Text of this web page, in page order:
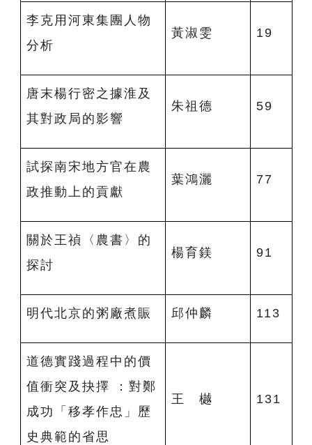
李克用河東集團人物
分析
黃淑雯 19
唐末楊行密之據淮及
其對政局的影響
朱祖德 59
試探南宋地方官在農
政推動上的貢獻
葉鴻灑 77
關於王禎〈農書〉的
探討
楊育鎂 91
明代北京的粥廠煮賑 邱仲麟 113
道德實踐過程中的價
值衝突及抉擇 ：對鄭
成功「移孝作忠」歷
史典範的省思
王 樾 131